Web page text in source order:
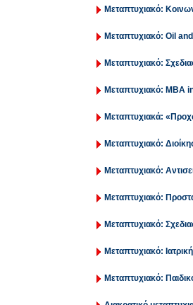
Μεταπτυχιακό:
Μεταπτυχιακό: Oil
Μεταπτυχιακό:
Μεταπτυχιακό: MBA
Μεταπτυχιακά:
Μεταπτυχιακό:
Μεταπτυχιακό:
Μεταπτυχιακό:
Μεταπτυχιακό:
Μεταπτυχιακό:
Μεταπτυχιακό: